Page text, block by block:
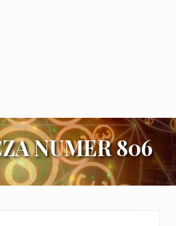
NUMER 806